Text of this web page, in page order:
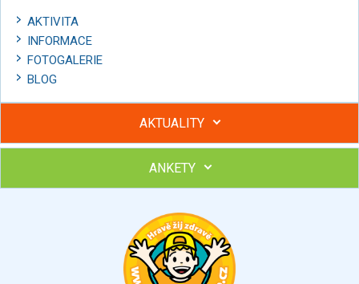
AKTIVITA
INFORMACE
FOTOGALERIE
BLOG
AKTUALITY
Hubněte s podporou lektorky a skupiny v kurzech STOBu
Chcete poradit s hubnutím? Najděte si odborníka STOBu ve
ANKETY